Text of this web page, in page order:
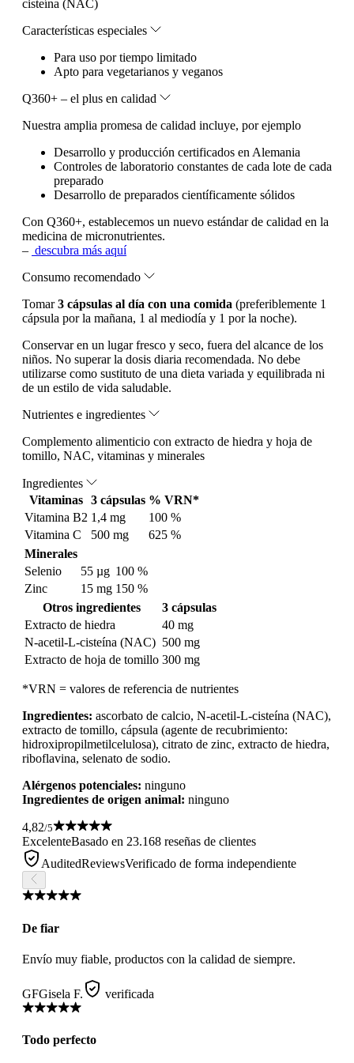
cisteína (NAC)
Características especiales
Para uso por tiempo limitado
Apto para vegetarianos y veganos
Q360+ – el plus en calidad
Nuestra amplia promesa de calidad incluye, por ejemplo
Desarrollo y producción certificados en Alemania
Controles de laboratorio constantes de cada lote de cada
preparado
Desarrollo de preparados científicamente sólidos
Con Q360+, establecemos un nuevo estándar de calidad en la
medicina de micronutrientes.
– descubra más aquí
Consumo recomendado
Tomar3 cápsulas al día con una comida (preferiblemente 1
cápsula por la mañana, 1 al mediodía y 1 por la noche).
Conservar en un lugar fresco y seco, fuera del alcance de los
niños. No superar la dosis diaria recomendada. No debe
utilizarse como sustituto de una dieta variada y equilibrada ni
de un estilo de vida saludable.
Nutrientes e ingredientes
Complemento alimenticio con extracto de hiedra y hoja de
tomillo, NAC, vitaminas y minerales
Ingredientes
Vitaminas 3 cápsulas % VRN*
Vitamina B2 1,4 mg
100 %
Vitamina C
500 mg
625 %
Minerales
Selenio
55 µg 100 %
Zinc
15 mg 150 %
Otros ingredientes
3 cápsulas
Extracto de hiedra
40 mg
N-acetil-L-cisteína (NAC) 500 mg
Extracto de hoja de tomillo 300 mg
*VRN = valores de referencia de nutrientes
Ingredientes: ascorbato de calcio, N-acetil-L-cisteína (NAC),
extracto de tomillo, cápsula (agente de recubrimiento:
hidroxipropilmetilcelulosa), citrato de zinc, extracto de hiedra,
riboflavina, selenato de sodio.
Alérgenos potenciales: ninguno
Ingredientes de origen animal: ninguno
4,82/5
ExcelenteBasado en 23.168 reseñas de clientes
AuditedReviewsVerificado de forma independiente
De fiar
Envío muy fiable, productos con la calidad de siempre.
GFGisela F. verificada
Todo perfecto